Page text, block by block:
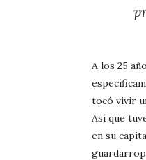
A los 25
tocó vivir
Así que
en su